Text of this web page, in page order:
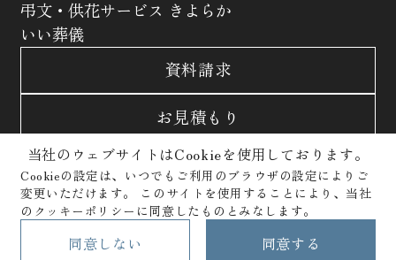
弔文・供花サービス きよらか
いい葬儀
資料請求
お見積もり
お問合わせ
サイトポリシー
プライバシーポリシー
クッキーポリシー
Copyright © Memolead Corporation. All Rights Reserved.
当社のウェブサイトはCookieを使用しております。
Cookieの設定は、いつでもご利用のブラウザの設定によりご
変更いただけます。
このサイトを使用することにより、当社
のクッキーポリシーに同意したものとみなします。
同意しない 同意する